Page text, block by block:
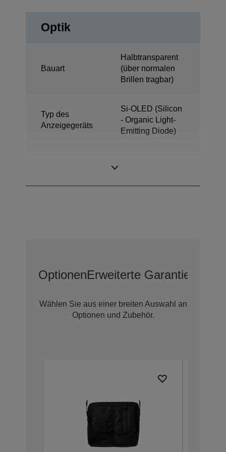
Optik
Bauart
Halbtransparent
(über normalen
Brillen tragbar)
Typ des
Anzeigegeräts
Si-OLED (Silicon
- Organic Light-
Emitting Diode)
OptionenErweiterte
Wählen Sie aus einer breiten Auswahl an
Optionen und Zubehör.